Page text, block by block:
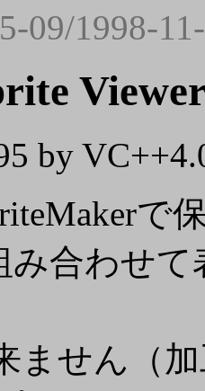
09/1998-
by
で
み合わせ
ません（